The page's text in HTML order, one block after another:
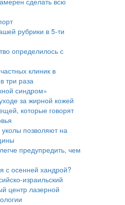
рубрики в 5-ти
определилось с
клиник в
три раза
синдром»
за жирной кожей
которые говорят
позволяют на
предупредить, чем
с осенней хандрой?
израильский
центр лазерной